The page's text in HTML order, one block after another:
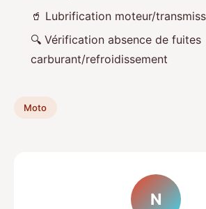
🥤 Lubrification moteur/
🔍 Vérification absence de fuites
carburant/refroidissement
Moto
N